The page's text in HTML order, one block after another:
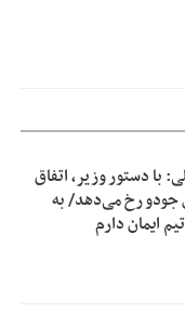
با دستور وزیر، اتفاق
جودو رخ می‌دهد/ به
ایمان دارم